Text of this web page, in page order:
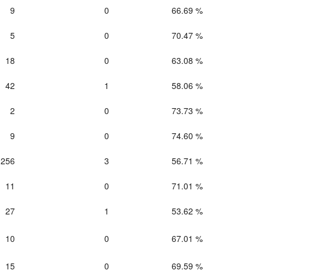
9 0 66.69 %
5 0 70.47 %
18 0 63.08 %
42 1 58.06 %
2 0 73.73 %
9 0 74.60 %
256 3 56.71 %
11 0 71.01 %
27 1
53.62 %
10 0 67.01 %
15 0 69.59 %